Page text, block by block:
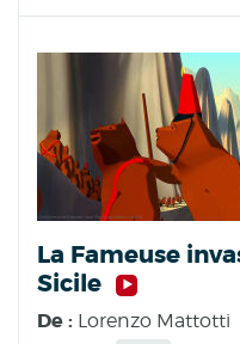
La Fameuse
Sicile
De : Lorenzo Mattotti